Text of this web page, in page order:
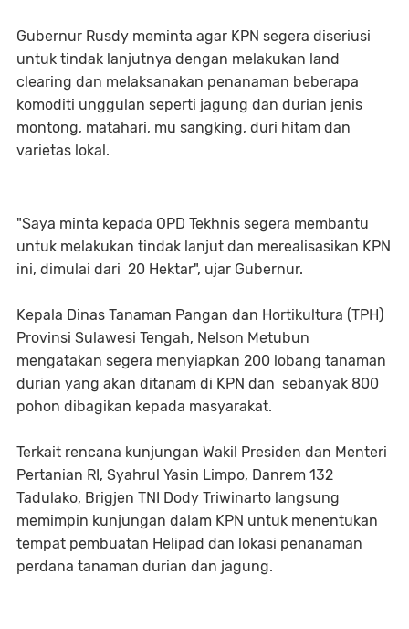
Gubernur Rusdy meminta agar KPN segera diseriusi
untuk tindak lanjutnya dengan melakukan land
clearing dan melaksanakan penanaman beberapa
komoditi unggulan seperti jagung dan durian jenis
montong, matahari, mu sangking, duri hitam dan
varietas lokal.
"Saya minta kepada OPD Tekhnis segera membantu
untuk melakukan tindak lanjut dan merealisasikan KPN
ini, dimulai dari 20 Hektar", ujar Gubernur.
Kepala Dinas Tanaman Pangan dan Hortikultura (TPH)
Provinsi Sulawesi Tengah, Nelson Metubun
mengatakan segera menyiapkan 200 lobang tanaman
durian yang akan ditanam di KPN dan sebanyak 800
pohon dibagikan kepada masyarakat.
Terkait rencana kunjungan Wakil Presiden dan Menteri
Pertanian RI, Syahrul Yasin Limpo, Danrem 132
Tadulako, Brigjen TNI Dody Triwinarto langsung
memimpin kunjungan dalam KPN untuk menentukan
tempat pembuatan Helipad dan lokasi penanaman
perdana tanaman durian dan jagung.